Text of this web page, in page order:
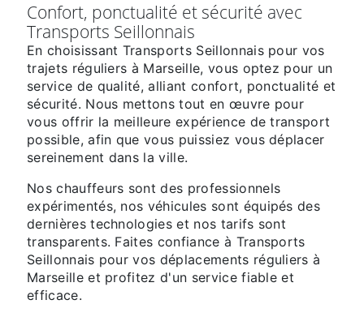
Confort, ponctualité et sécurité avec
Transports Seillonnais
En choisissant Transports Seillonnais pour vos
trajets réguliers à Marseille, vous optez pour un
service de qualité, alliant confort, ponctualité et
sécurité. Nous mettons tout en œuvre pour
vous offrir la meilleure expérience de transport
possible, afin que vous puissiez vous déplacer
sereinement dans la ville.
Nos chauffeurs sont des professionnels
expérimentés, nos véhicules sont équipés des
dernières technologies et nos tarifs sont
transparents. Faites confiance à Transports
Seillonnais pour vos déplacements réguliers à
Marseille et profitez d'un service fiable et
efficace.